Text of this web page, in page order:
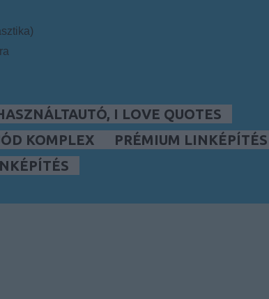
I LOVE QUOTES
KOMPLEX
PRÉMIUM LINKÉPÍTÉS